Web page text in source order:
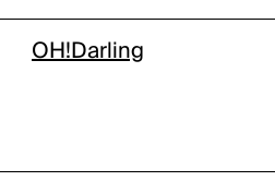
OH!Darling